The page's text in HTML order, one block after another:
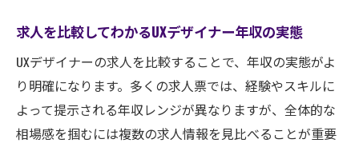
求人を比較してわかるUXデザイナー年収の実態
UXデザイナーの求人を比較することで、年収の実態がよ
り明確になります。多くの求人票では、経験やスキルに
よって提示される年収レンジが異なりますが、全体的な
相場感を掴むには複数の求人情報を見比べることが重要